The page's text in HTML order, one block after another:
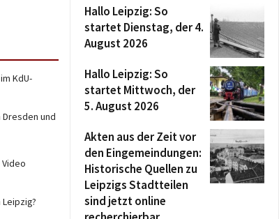
KdU-
und
Hallo Leipzig: So
startet Dienstag, der 4.
August 2026
Hallo Leipzig: So
startet Mittwoch, der
5. August 2026
Akten aus der Zeit vor
den Eingemeindungen:
Historische Quellen zu
Leipzigs Stadtteilen
sind jetzt online